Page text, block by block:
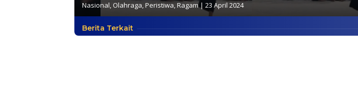
Nasional,Olahraga,Peristiwa,Ragam| 23 April 2024
Berita Terkait